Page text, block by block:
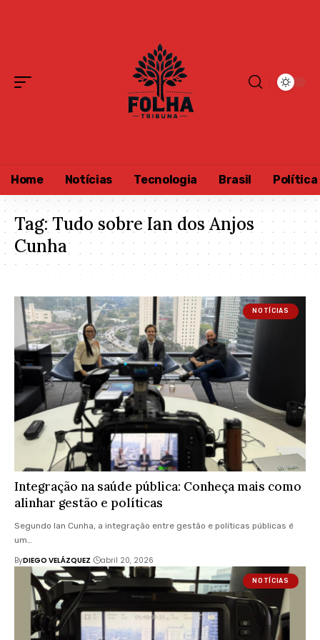
Home Notícias Tecnologia Brasil Política
Tag:Tudo sobre Ian dos Anjos
Cunha
NOTÍCIAS
Integração na saúde pública: Conheça mais como
alinhar gestão e políticas
Segundo Ian Cunha, a integração entre gestão e políticas públicas é
um…
ByDIEGO VELÁZQUEZ abril 20, 2026
NOTÍCIAS